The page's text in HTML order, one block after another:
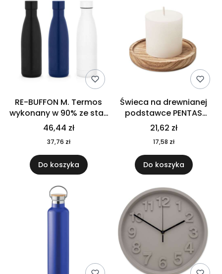
RE-BUFFON M. Termos
wykonany w 90% ze stali
nierdzewnej
pochodzącej z
recyklingu 520 ml 94294
46,44 zł
37,76 zł
Do koszyka
Świeca na drewnianej
podstawce PENTAS
MO6282-40
21,62 zł
17,58 zł
Do koszyka